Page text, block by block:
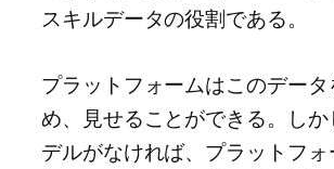
スキルデータの役割である。
プラットフォームはこのデー
め、見せることができる。し
デルがなければ、プラットフォ